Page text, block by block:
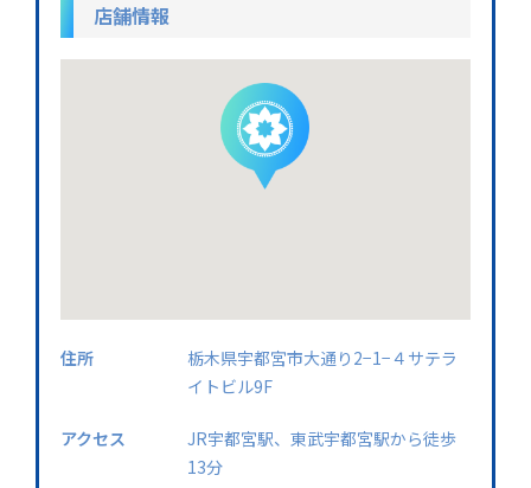
店舗情報
住所
栃木県宇都宮市大通り2−1−４サテラ
イトビル9F
アクセス
JR宇都宮駅、東武宇都宮駅から徒歩
13分